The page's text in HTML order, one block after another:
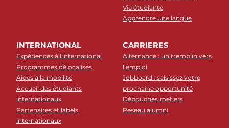
Vie étudiante
Apprendre une langue
INTERNATIONAL
Expériences à l'international
Programmes délocalisés
Aides à la mobilité
Accueil des étudiants
internationaux
Partenaires et labels
internationaux
CARRIERES
Alternance : un tremplin vers
l’emploi
Jobboard : saisissez votre
prochaine opportunité
Débouchés métiers
Réseau alumni